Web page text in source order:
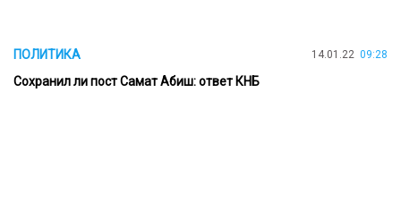
ПОЛИТИКА 14.01.22 09:28
Сохранил ли пост Самат Абиш: ответ КНБ